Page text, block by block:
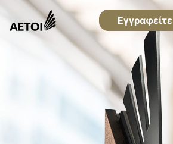
Εγγραφείτε